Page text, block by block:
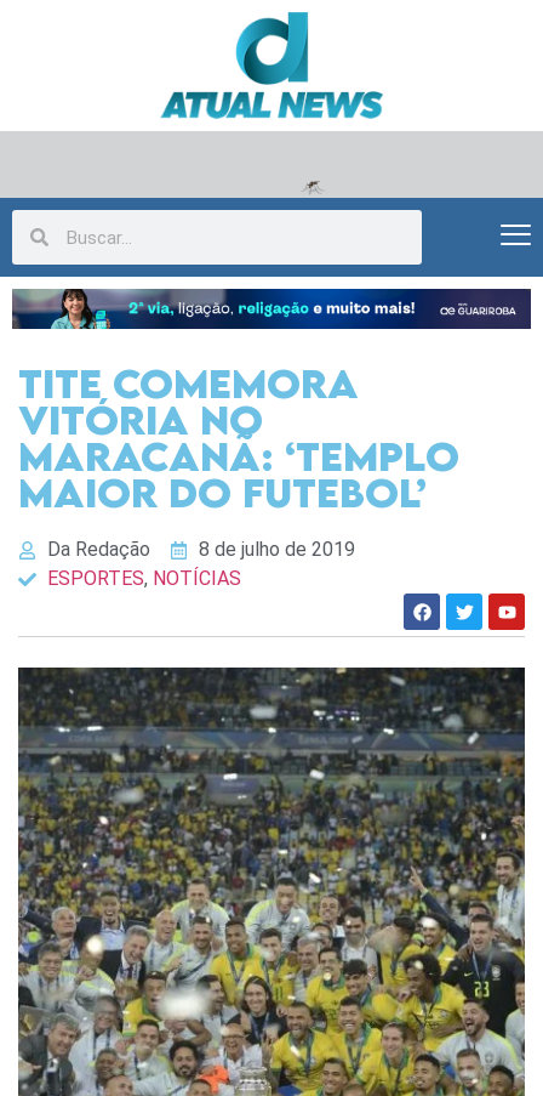
Tite comemora
vitória no
Maracanã: ‘templo
maior do futebol’
Da Redação
8 de julho de 2019
ESPORTES, NOTÍCIAS